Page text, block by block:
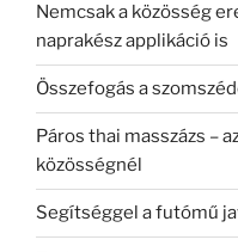
Nemcsak a közösség
naprakész applikáció is
Összefogás a
Páros thai masszázs –
közösségnél
Segítséggel a futómű